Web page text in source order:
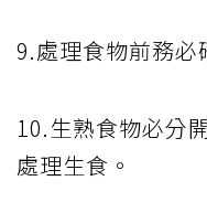
9.處理食物前務必
10.生熟食物必分
處理生食。